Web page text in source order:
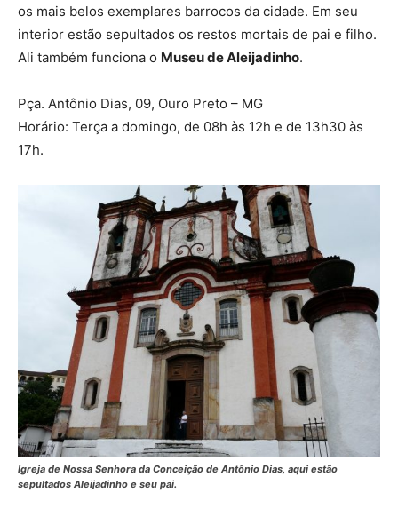
os mais belos exemplares barrocos da cidade. Em seu
interior estão sepultados os restos mortais de pai e filho.
Ali também funciona o Museu de Aleijadinho.
Pça. Antônio Dias, 09, Ouro Preto – MG
Horário: Terça a domingo, de 08h às 12h e de 13h30 às
17h.
Igreja de Nossa Senhora da Conceição de Antônio Dias, aqui estão
sepultados Aleijadinho e seu pai.